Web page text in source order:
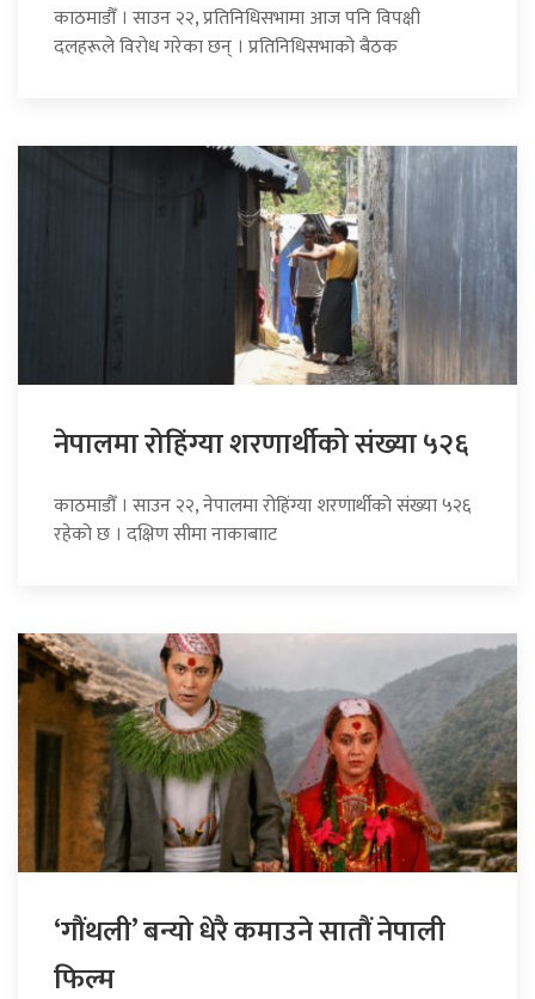
काठमाडौँ । साउन २२, प्रतिनिधिसभामा आज पनि विपक्षी
दलहरूले विरोध गरेका छन् । प्रतिनिधिसभाको बैठक
नेपालमा रोहिंग्या शरणार्थीको संख्या ५२६
काठमाडौँ । साउन २२, नेपालमा रोहिंग्या शरणार्थीको संख्या ५२६
रहेको छ । दक्षिण सीमा नाकाबााट
‘गौंथली’ बन्यो धेरै कमाउने सातौं नेपाली
फिल्म